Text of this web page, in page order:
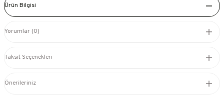
Ürün Bilgisi
Yorumlar (0)
Taksit Seçenekleri
Önerileriniz